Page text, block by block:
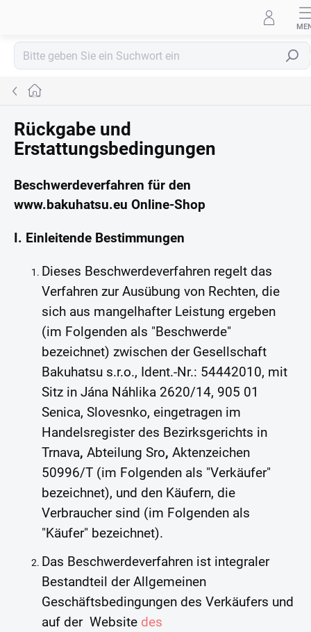
Suchen
Startseite
Rückgabe und
Erstattungsbedingungen
Beschwerdeverfahren für den
www.bakuhatsu.eu Online-Shop
I. Einleitende Bestimmungen
Dieses Beschwerdeverfahren regelt das
Verfahren zur Ausübung von Rechten, die
sich aus mangelhafter Leistung ergeben
(im Folgenden als "Beschwerde"
bezeichnet) zwischen der Gesellschaft
Bakuhatsu s.r.o., Ident.-Nr.: 54442010, mit
Sitz in Jána Náhlika 2620/14, 905 01
Senica, Slovesnko, eingetragen im
Handelsregister des Bezirksgerichts in
Trnava, Abteilung Sro, Aktenzeichen
50996/T (im Folgenden als "Verkäufer"
bezeichnet), und den Käufern, die
Verbraucher sind (im Folgenden als
"Käufer" bezeichnet).
Das Beschwerdeverfahren ist integraler
Bestandteil der Allgemeinen
Geschäftsbedingungen des Verkäufers und
auf der Website des